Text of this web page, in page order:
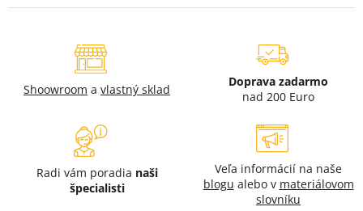
Shoowroom a vlastný sklad
Doprava zadarmo
nad 200 Euro
Radi vám poradia naši
špecialisti
Veľa informácií na naše
blogu alebo v materiálovom
slovníku